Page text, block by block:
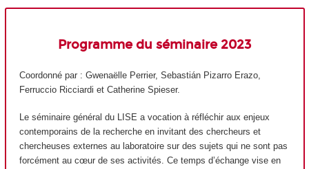
Programme du séminaire 2023
Coordonné par : Gwenaëlle Perrier, Sebastián Pizarro Erazo,
Ferruccio Ricciardi et Catherine Spieser.
Le séminaire général du LISE a vocation à réfléchir aux enjeux
contemporains de la recherche en invitant des chercheurs et
chercheuses externes au laboratoire sur des sujets qui ne sont pas
forcément au cœur de ses activités. Ce temps d’échange vise en